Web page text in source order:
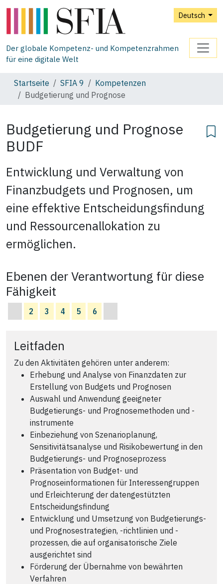
Deutsch
Der globale Kompetenz- und Kompetenzrahmen
für eine digitale Welt
Startseite SFIA 9
Kompetenzen
Budgetierung und Prognose
Budgetierung und Prognose
BUDF
Entwicklung und Verwaltung von
Finanzbudgets und Prognosen, um
eine effektive Entscheidungsfindung
und Ressourcenallokation zu
ermöglichen.
Ebenen der Verantwortung für diese
Fähigkeit
2 3 4 5 6
Leitfaden
Zu den Aktivitäten gehören unter anderem:
Erhebung und Analyse von Finanzdaten zur
Erstellung von Budgets und Prognosen
Auswahl und Anwendung geeigneter
Budgetierungs- und Prognosemethoden und -
instrumente
Einbeziehung von Szenarioplanung,
Sensitivitätsanalyse und Risikobewertung in den
Budgetierungs- und Prognoseprozess
Präsentation von Budget- und
Prognoseinformationen für Interessengruppen
und Erleichterung der datengestützten
Entscheidungsfindung
Entwicklung und Umsetzung von Budgetierungs-
und Prognosestrategien, -richtlinien und -
prozessen, die auf organisatorische Ziele
ausgerichtet sind
Förderung der Übernahme von bewährten
Verfahren